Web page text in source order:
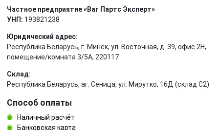
Частное предприятие «Ваг Партс Эксперт»
УНП: 193821238
Юридический адрес:
Республика Беларусь, г. Минск, ул. Восточная, д. 39, офис 2Н,
помещение/комната 3/5А, 220117
Склад:
Республика Беларусь, аг. Сеница, ул. Мирутко, 16Д (склад С2)
Способ оплаты
Наличный расчёт
Банковская карта